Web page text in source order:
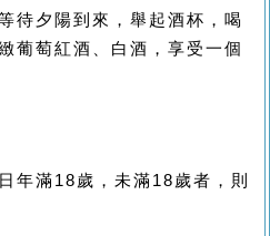
待夕陽到來，舉起酒杯，喝
葡萄紅酒、白酒，享受一個
年滿18歲，未滿18歲者，則